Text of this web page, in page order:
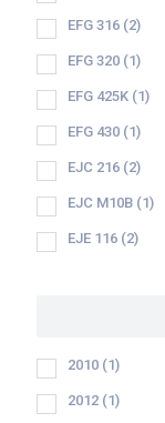
EFG 316 (2)
EFG 320 (1)
EFG 425K (1)
EFG 430 (1)
EJC 216 (2)
EJC M10B (1)
EJE 116 (2)
2010 (1)
2012 (1)